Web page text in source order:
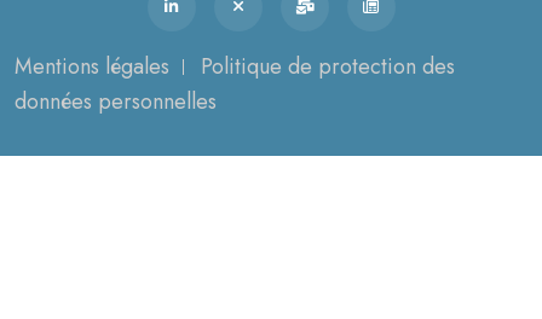
Mentions légales
Politique de protection des
données personnelles